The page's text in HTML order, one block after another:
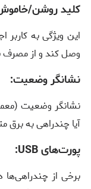
کلید روشن/
این ویژگی به کاربر
وصل کند و از مصرف
نشانگر وضعیت:
آیا چندراهی به
پورت‌های USB: